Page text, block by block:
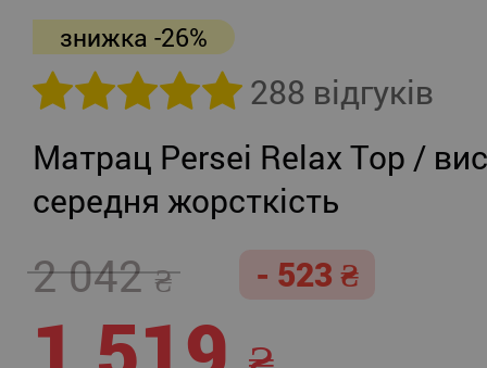
знижка -26%
288 відгуків
Матрац Persei Relax Top /
середня жорсткість
2 042 - 523